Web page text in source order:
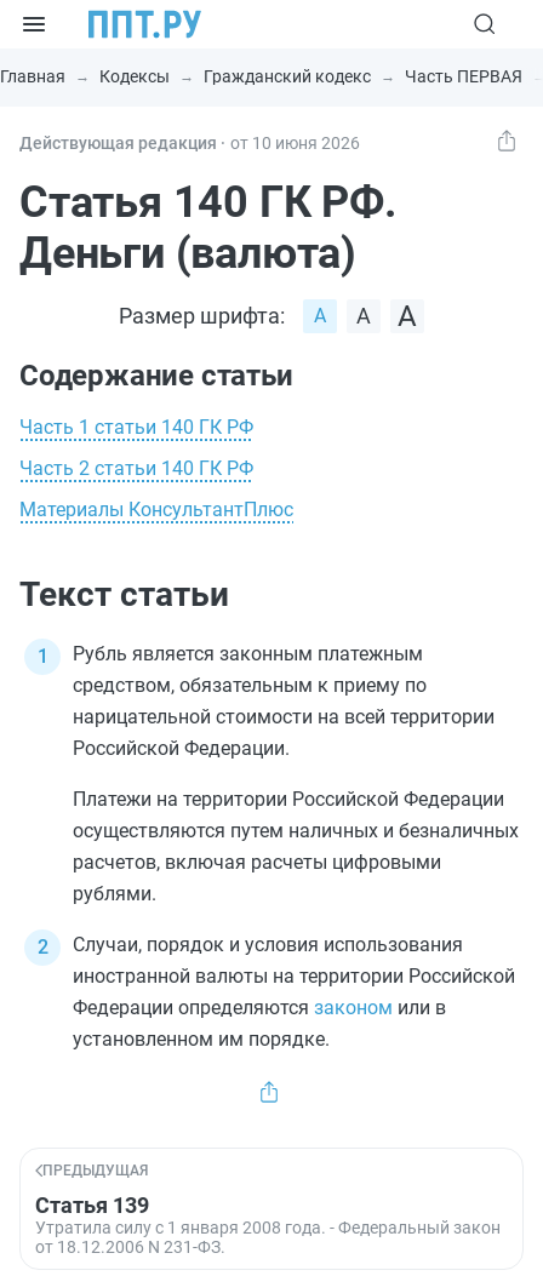
Главная Кодексы Гражданский кодекс Часть ПЕРВАЯ
Действующая редакция ⸱ от 10 июня 2026
Статья 140 ГК РФ.
Деньги (валюта)
Размер шрифта:
Содержание статьи
Часть 1 статьи 140 ГК РФ
Часть 2 статьи 140 ГК РФ
Материалы КонсультантПлюс
Текст статьи
Рубль является законным платежным
средством, обязательным к приему по
нарицательной стоимости на всей территории
Российской Федерации.
Платежи на территории Российской Федерации
осуществляются путем наличных и безналичных
расчетов, включая расчеты цифровыми
рублями.
Случаи, порядок и условия использования
иностранной валюты на территории Российской
Федерации определяются законом или в
установленном им порядке.
ПРЕДЫДУЩАЯ
Статья 139
Утратила силу с 1 января 2008 года. - Федеральный закон
от 18.12.2006 N 231-ФЗ.